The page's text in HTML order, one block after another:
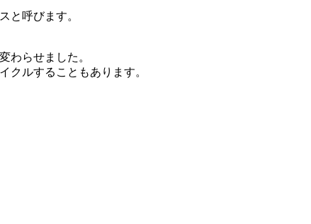
と呼びます。
わらせました。
クルすることもあります。